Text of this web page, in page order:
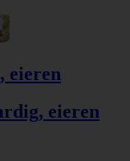
eieren
eieren